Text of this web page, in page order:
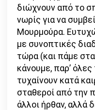
διώχνουν από το
νωρίς για να
Μουρμούρα.
με συνοπτικές
τώρα (και πάμε
κάνουμε, παρ’
τυχαίνουν κατά
σταθεροί από την
άλλοι ήρθαν, αλλά